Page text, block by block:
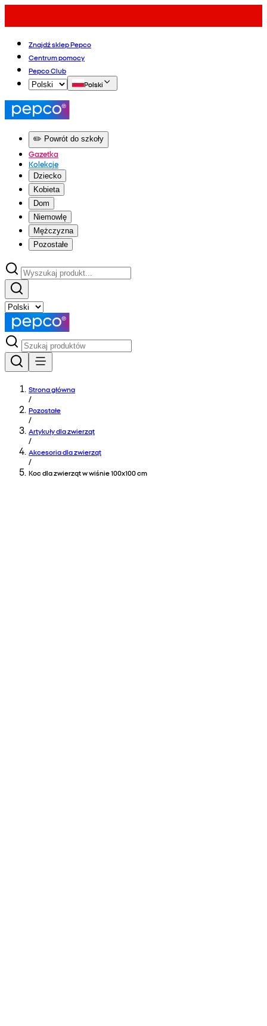
Znajdź sklep Pepco
Centrum pomocy
Pepco Club
Polski
✏️ Powrót do szkoły
Gazetka
Kolekcje
Dziecko
Kobieta
Dom
Niemowlę
Mężczyzna
Pozostałe
Strona główna
/
Pozostałe
/
Artykuły dla zwierząt
/
Akcesoria dla zwierząt
/
Koc dla zwierząt w wiśnie 100x100 cm